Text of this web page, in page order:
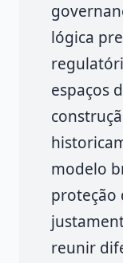
lógica
espaços
modelo
proteção
reunir